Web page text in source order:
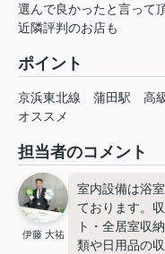
選んで良かったと言って
近隣評判のお店も
ポイント
京浜東北線 蒲田駅 高
オススメ
担当者のコメント
伊藤 大祐
室内設備は浴
ております。
ト・全居室収
類や日用品の